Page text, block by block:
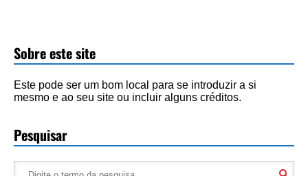
Sobre este site
Este pode ser um bom local para se introduzir a si
mesmo e ao seu site ou incluir alguns créditos.
Pesquisar